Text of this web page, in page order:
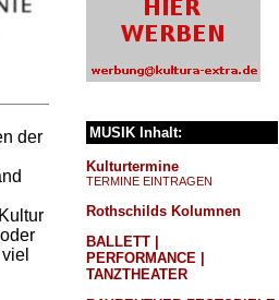
der
MUSIK Inhalt:
Kulturtermine
TERMINE EINTRAGEN
Rothschilds Kolumnen
BALLETT |
PERFORMANCE |
TANZTHEATER